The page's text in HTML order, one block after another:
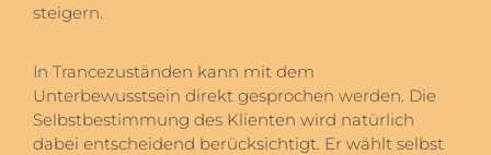
steigern.
In Trancezuständen kann mit dem
Unterbewusstsein direkt gesprochen werden. Die
Selbstbestimmung des Klienten wird natürlich
dabei entscheidend berücksichtigt. Er wählt selbst